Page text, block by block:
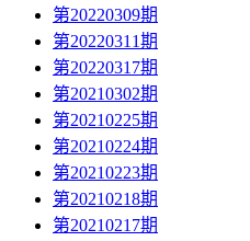
第20220309期
第20220311期
第20220317期
第20210302期
第20210225期
第20210224期
第20210223期
第20210218期
第20210217期